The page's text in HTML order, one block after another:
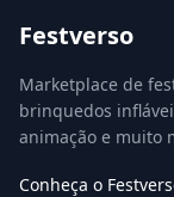
Festverso
Marketplace de
brinquedos
animação e muito
Conheça o